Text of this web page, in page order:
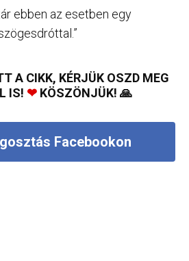
ebben az esetben egy
A CIKK, KÉRJÜK OSZD MEG
IS! ❤KÖSZÖNJÜK! 🙏
Facebookon